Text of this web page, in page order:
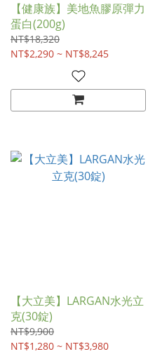
【健康族】美地魚膠原彈力
蛋白(200g)
NT$18,320
NT$2,290 ~ NT$8,245
【大立美】LARGAN水光立
克(30錠)
NT$9,900
NT$1,280 ~ NT$3,980